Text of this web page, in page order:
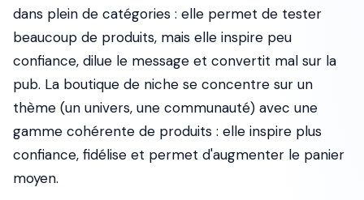
dans plein de catégories : elle permet de tester
beaucoup de produits, mais elle inspire peu
confiance, dilue le message et convertit mal sur la
pub. La boutique de niche se concentre sur un
thème (un univers, une communauté) avec une
gamme cohérente de produits : elle inspire plus
confiance, fidélise et permet d'augmenter le panier
moyen.